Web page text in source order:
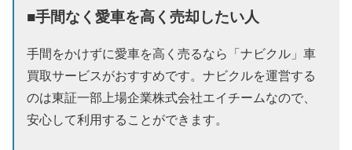
■手間なく愛車を高く売却したい人
手間をかけずに愛車を高く売るなら「ナビクル」車
買取サービスがおすすめです。ナビクルを運営する
のは東証一部上場企業株式会社エイチームなので、
安心して利用することができます。